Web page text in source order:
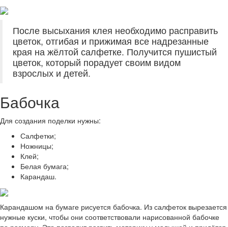
После высыхания клея необходимо расправить
цветок, отгибая и прижимая все надрезанные
края на жёлтой салфетке. Получится пушистый
цветок, который порадует своим видом
взрослых и детей.
Бабочка
Для создания поделки нужны:
Салфетки;
Ножницы;
Клей;
Белая бумага;
Карандаш.
Карандашом на бумаге рисуется бабочка. Из салфеток вырезается
нужные куски, чтобы они соответствовали нарисованной бабочке